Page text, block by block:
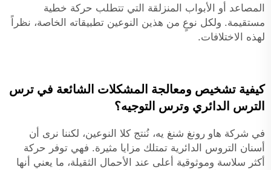
المصاعد أو الأبواب المنزلقة التي تتطلب حركة خطية
مستقيمة. ولكل نوعٍ من هذين النوعين تطبيقاته الخاصة، نظراً
لهذه الاختلافات.
كيفية تشخيص ومعالجة المشكلات الشائعة في ترس
الترس الدائري وترس التوجيه؟
في شركة هاو رونغ شنغ يه، نُنتج كلا النوعين، لكننا نرى أن
أسنان التروس الدائرية تمتلك مزايا مثيرة. فهي توفر حركة
أكثر سلاسة وموثوقية أعلى عند الأحمال الثقيلة، ما يعني أنها